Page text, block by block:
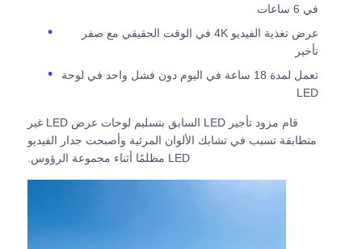
شاشة عرض LED
شاشة LED للحفل
استئجار شاشة LED للمسرح
في 6 ساعات
عرض تغذية الفيديو 4K في الوقت الحقيقي مع صفر
تأخير
تعمل لمدة 18 ساعة في اليوم دون فشل واحد في لوحة
LED
قام مزود تأجير LED السابق بتسليم لوحات عرض LED غير
متطابقة تسبب في تشابك الألوان المرئية وأصبحت جدار الفيديو
LED مظلمًا أثناء مجموعة الرؤوس.